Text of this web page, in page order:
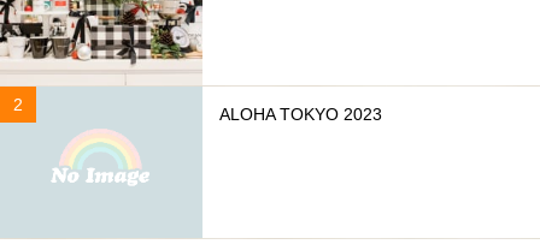
ALOHA TOKYO 2023